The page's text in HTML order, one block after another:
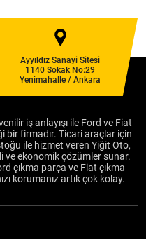
Ayyıldız Sanayi Sitesi
1140 Sokak No:29
Yenimahalle / Ankara
iş anlayışı ile Ford ve Fiat
bir firmadır. Ticari araçlar için
ile hizmet veren Yiğit Oto,
ve ekonomik çözümler sunar.
çıkma parça ve Fiat çıkma
korumanız artık çok kolay.